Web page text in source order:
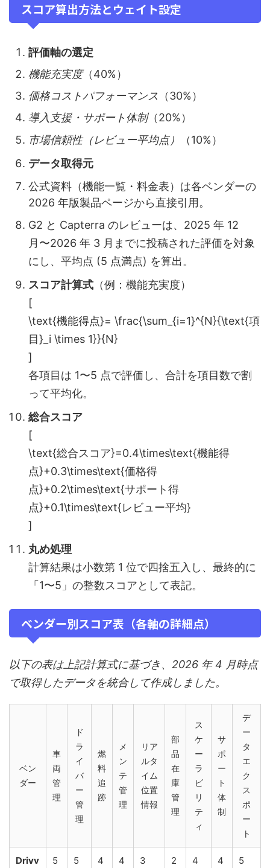
スコア算出方法とウェイト設定
評価軸の選定
機能充実度（40%）
価格コストパフォーマンス （30%）
導入支援・サポート体制（20%）
市場信頼性（レビュー平均点）
（10%）
データ取得元
公式資料（機能一覧・料金表）は各ベンダーの
2026 年版製品ページから直接引用。
G2 と Capterra のレビューは、2025 年 12
月〜2026 年 3 月までに投稿された評価を対象
にし、平均点 (5 点満点) を算出。
スコア計算式 （例：機能充実度）
[
\text{機能得点}= \frac{\sum_{i=1}^{N}{\text{項
目}_i \times 1}}{N}
]
各項目は 1〜5 点で評価し、合計を項目数で割
って平均化。
総合スコア
[
\text{総合スコア}=0.4\times\text{機能得
点}+0.3\times\text{価格得
点}+0.2\times\text{サポート得
点}+0.1\times\text{レビュー平均}
]
丸め処理
計算結果は小数第 1 位で四捨五入し、最終的に
「1〜5」の整数スコアとして表記。
ベンダー別スコア表（各軸の詳細点）
以下の表は上記計算式に基づき、2026 年 4 月時点
で取得したデータを統合して作成しました。
ベン
ダー
車
両
管
理
ド
ラ
イ
バ
ー
管
理
燃
料
追
跡
メ
ン
テ
管
理
リア
ルタ
イム
位置
情報
部
品
在
庫
管
理
ス
ケ
ー
ラ
ビ
リ
テ
ィ
サ
ポ
ー
ト
体
制
デ
ー
タ
エ
ク
ス
ポ
ー
ト
Drivv
5 5 4 4 3 2 4 4 5